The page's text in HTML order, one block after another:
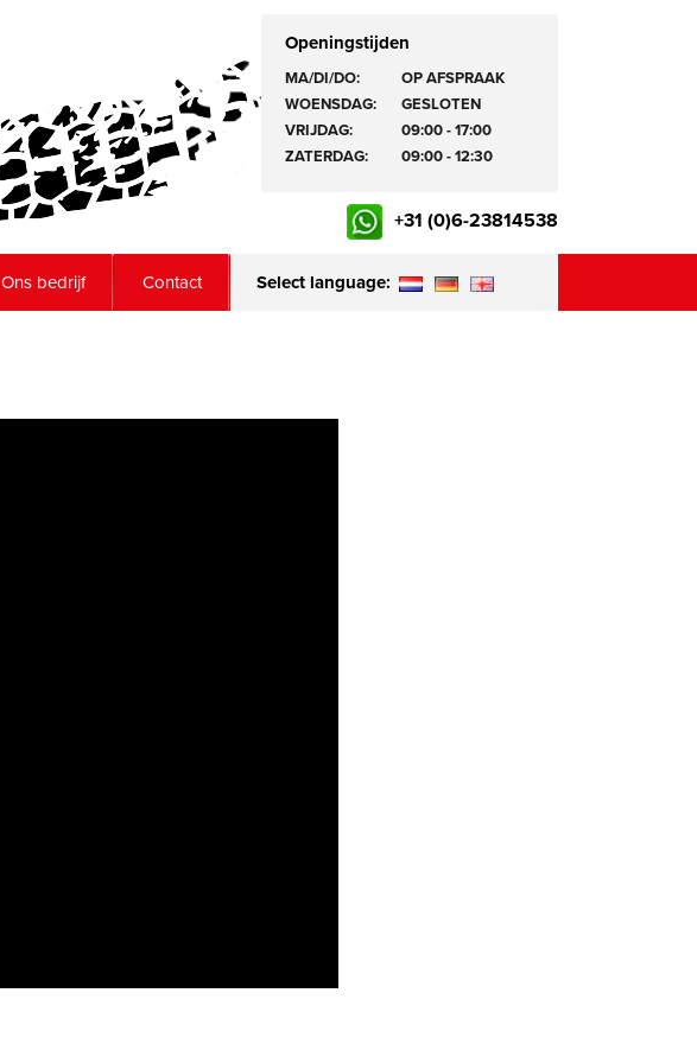
Openingstijden
MA/DI/DO:
OP AFSPRAAK
WOENSDAG:
GESLOTEN
VRIJDAG:
09:00 - 17:00
ZATERDAG:
09:00 - 12:30
+31 (0)6-23814538
Ons bedrijf Contact Select language: